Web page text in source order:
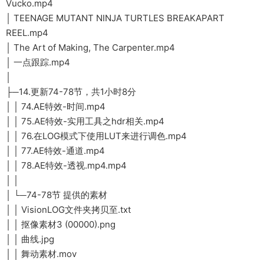
Vucko.mp4
│ TEENAGE MUTANT NINJA TURTLES BREAKAPART
REEL.mp4
│ The Art of Making, The Carpenter.mp4
│ 一点跟踪.mp4
├─14.更新74-78节，共1小时8分
│ │ 74.AE特效-时间.mp4
│ │ 75.AE特效-实用工具之hdr相关.mp4
│ │ 76.在LOG模式下使用LUT来进行调色.mp4
│ │ 77.AE特效-通道.mp4
│ │ 78.AE特效-透视.mp4.mp4
│ └─74-78节 提供的素材
│ │ VisionLOG文件夹拷贝至.txt
│ │ 抠像素材3 (00000).png
│ │ 曲线.jpg
│ │ 舞动素材.mov